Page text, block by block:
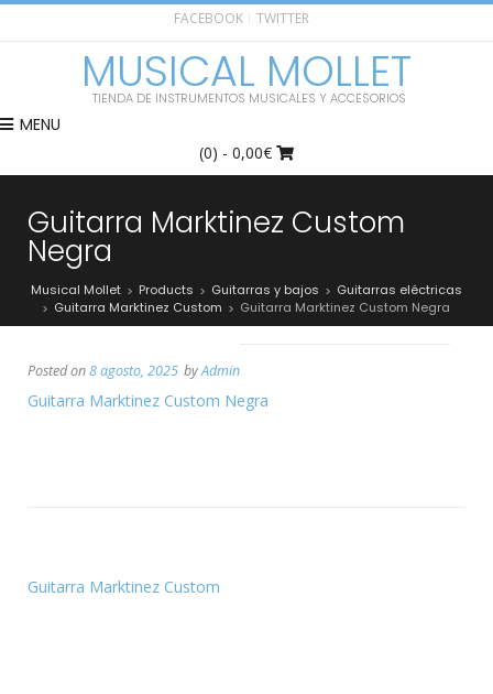
FACEBOOK TWITTER
MUSICAL MOLLET
TIENDA DE INSTRUMENTOS MUSICALES Y ACCESORIOS
MENU
(0) - 0,00€
Guitarra Marktinez Custom
Negra
Musical Mollet > Products > Guitarras y bajos > Guitarras eléctricas
> Guitarra Marktinez Custom > Guitarra Marktinez Custom Negra
Posted on8 agosto, 2025 byAdmin
Guitarra Marktinez Custom Negra
Guitarra Marktinez Custom